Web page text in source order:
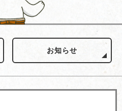
お知らせ